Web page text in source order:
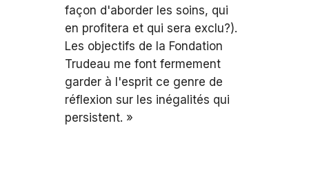
façon d'aborder les soins, qui
en profitera et qui sera exclu?).
Les objectifs de la Fondation
Trudeau me font fermement
garder à l'esprit ce genre de
réflexion sur les inégalités qui
persistent. »